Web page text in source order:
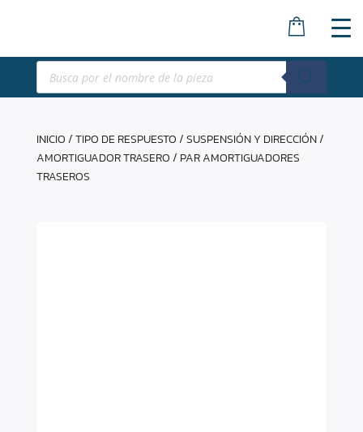
Búsqueda
productos
INICIO/TIPO DE RESPUESTO/SUSPENSIÓN Y DIRECCIÓN/
AMORTIGUADOR TRASERO/ PAR AMORTIGUADORES
TRASEROS